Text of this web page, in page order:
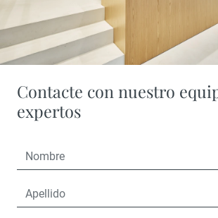
Contacte con nuestro
expertos